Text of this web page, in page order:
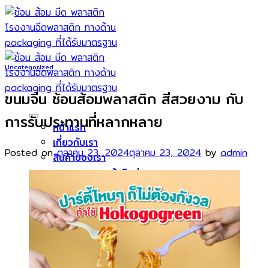
Skip
to
content
หน้าแรก
เกี่ยวกับเรา
สินค้าของเรา
ขารองหน้าพิซซ่า
ส้อมพับ พลาสติก
ช้อนขนม
ช้อนน้ำปั่น/ช้อนบิงซู
ช้อน ส้อม มีด ขนาด 7 นิ้ว
ช้อนส้อม ขนาด 6 นิ้ว
ลูกค้าของเรา
Uncategorized
ขนมจีน ช้อนส้อมพลาสติก สีสวยงาม กับ
การรับประทานที่หลากหลาย
Posted onตุลาคม 23, 2024ตุลาคม 23, 2024 by admin